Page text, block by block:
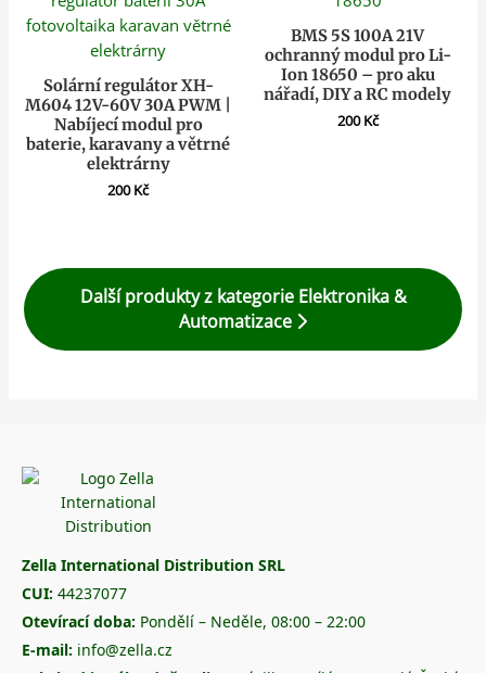
Solární regulátor XH-
M604 12V-60V 30A PWM |
Nabíjecí modul pro
baterie, karavany a větrné
elektrárny
200Kč
BMS 5S 100A 21V
ochranný modul pro Li-
Ion 18650 – pro aku
nářadí, DIY a RC modely
200Kč
Další produkty z kategorie Elektronika &
Automatizace
Zella International Distribution SRL
CUI: 44237077
Otevírací doba: Pondělí – Neděle, 08:00 – 22:00
E-mail: info@zella.cz